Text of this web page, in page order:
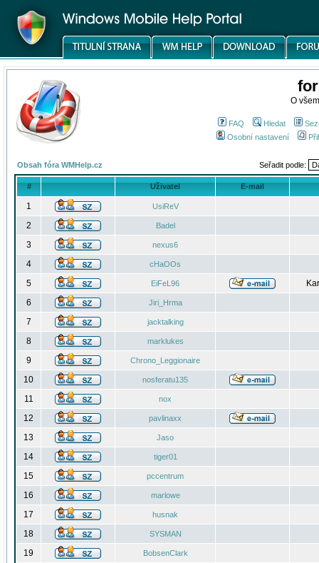
O
FAQ Hledat
Osobní nastavení
Obsah fóra WMHelp.cz Seřadit podle:
# Uživatel E-mail
1 UsiReV
2 Badel
3 nexus6
4 cHaOOs
5 EiFeL96
6
Jiri_Hrma
7 jacktalking
8 marklukes
9 Chrono_Leggionaire
10 nosferatu135
11 nox
12 pavlinaxx
13 Jaso
14 tiger01
15 pccentrum
16 marlowe
17 husnak
18 SYSMAN
19 BobsenClark